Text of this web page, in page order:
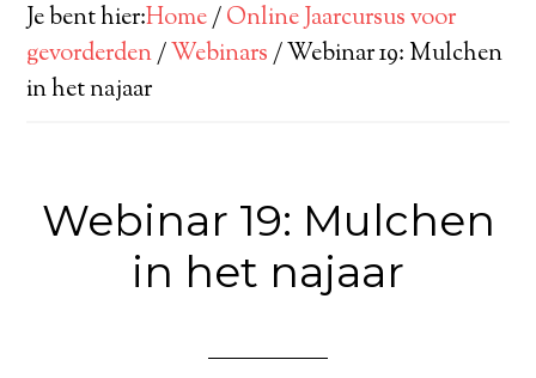
Je bent hier:Home/Online Jaarcursus voor
gevorderden/Webinars/Webinar 19: Mulchen
in het najaar
Webinar 19: Mulchen
in het najaar